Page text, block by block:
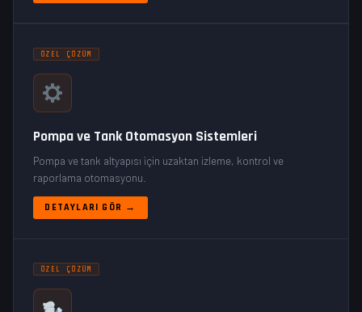
ÖZEL ÇÖZÜM
Pompa ve Tank Otomasyon Sistemleri
Pompa ve tank altyapısı için uzaktan izleme, kontrol ve
raporlama otomasyonu.
DETAYLARI GÖR →
ÖZEL ÇÖZÜM